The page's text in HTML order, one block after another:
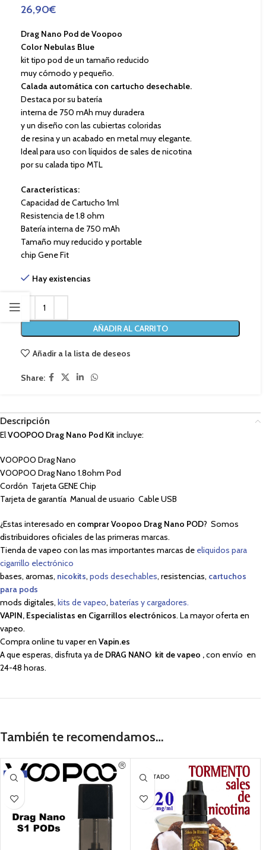
26,90€
Drag Nano Pod de Voopoo
Color Nebulas Blue
kit tipo pod de un tamaño reducido
muy cómodo y pequeño.
Calada automática con cartucho desechable.
Destaca por su batería
interna de 750 mAh muy duradera
y un diseño con las cubiertas coloridas
de resina y un acabado en metal muy elegante.
Ideal para uso con líquidos de sales de nicotina
por su calada tipo MTL
Características:
Capacidad de Cartucho 1ml
Resistencia de 1.8 ohm
Batería interna de 750 mAh
Tamaño muy reducido y portable
chip Gene Fit
Hay existencias
AÑADIR AL CARRITO
Añadir a la lista de deseos
Share:
Descripción
ElVOOPOO Drag Nano Pod Kit incluye:
VOOPOO Drag Nano
VOOPOO Drag Nano 1.8ohm Pod
Cordón Tarjeta GENE Chip
Tarjeta de garantía Manual de usuario Cable USB
¿Estas interesado en comprar Voopoo Drag Nano POD? Somos
distribuidores oficiales de las primeras marcas.
Tienda de vapeo con las mas importantes marcas de eliquidos para
cigarrillo electrónico
bases, aromas, nicokits, pods desechables, resistencias, cartuchos
para pods
mods digitales, kits de vapeo, baterías y cargadores.
VAPIN, Especialistas en Cigarrillos electrónicos. La mayor oferta en
vapeo.
Compra online tu vaper en Vapin.es
A que esperas, disfruta ya de DRAG NANO kit de vapeo ,con envío en
24-48 horas.
También te recomendamos…
-17% AGOTADO